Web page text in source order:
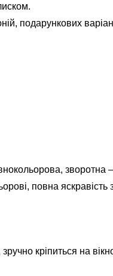
подарункових
зворотна
повна яскравість
кріпиться на